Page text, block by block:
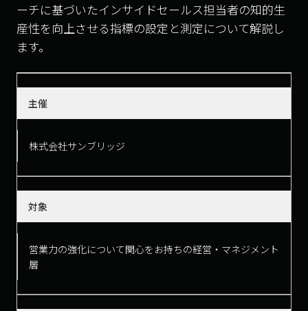
ーチに基づいたインサイドセールス担当者の知的生
産性を向上させる指標の設定と測定について解説し
ます。
主催
株式会社サンブリッジ
対象
営業力の強化について関心をお持ちの経営・マネジメント
層